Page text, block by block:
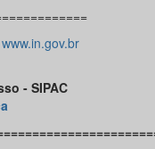
www.in.gov.br
- SIPAC